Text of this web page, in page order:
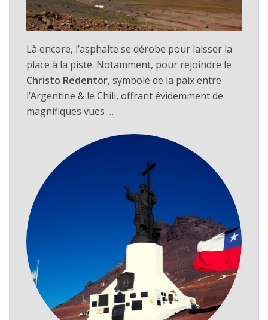
Là encore, l’asphalte se dérobe pour laisser la
place à la piste. Notamment, pour rejoindre le
Christo Redentor, symbole de la paix entre
l’Argentine & le Chili, offrant évidemment de
magnifiques vues …